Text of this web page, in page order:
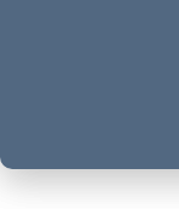
2.大客户关系维护
访计划；定期收集
库存托管方案解决
3.库存与采购协调